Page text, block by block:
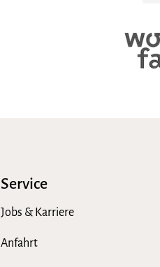
Service
Jobs & Karriere
Anfahrt